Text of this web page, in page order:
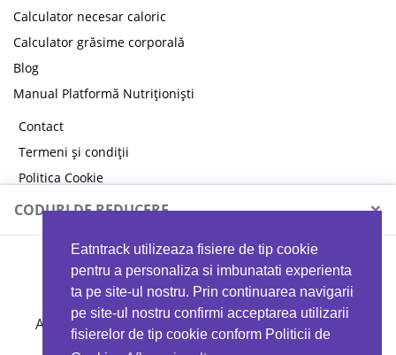
Eatntrack utilizeaza fisiere de tip cookie
pentru a personaliza si imbunatati experienta
ta pe site-ul nostru. Prin continuarea navigarii
pe site-ul nostru confirmi acceptarea utilizarii
fisierelor de tip cookie conform Politicii de
Calculator necesar caloric
Calculator grăsime corporală
Blog
Manual Platformă Nutriționiști
Contact
Termeni și condiții
Politica Cookie
Politica de confidențialitate
CODURI DE REDUCERE ×
MYPROTEIN
Ai 40%reducere la orice comandă folosind codul
EATTRACK